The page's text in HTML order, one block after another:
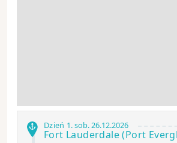
Dzień 1.sob.26.12.2026
Fort Lauderdale(Port